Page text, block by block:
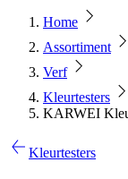
Home
Assortiment
Verf
Kleurtesters
KARWEI
Kleurtesters